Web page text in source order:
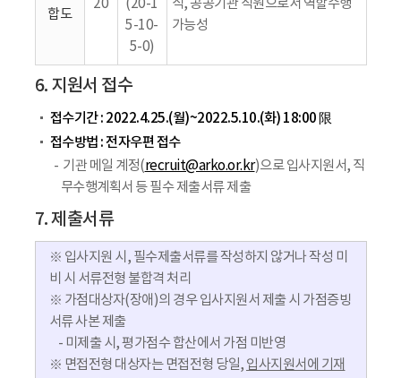
합도
20
(20-1
5-10-
5-0)
식, 공공기관 직원으로서 역할수행
가능성
6. 지원서 접수
접수기간 : 2022.4.25.(월)~2022.5.10.(화) 18:00 限
접수방법 : 전자우편 접수
기관 메일 계정(recruit@arko.or.kr)으로 입사지원서, 직
무수행계획서 등 필수 제출서류 제출
7. 제출서류
※ 입사지원 시, 필수제출서류를 작성하지 않거나 작성 미
비 시 서류전형 불합격 처리
※ 가점대상자(장애)의 경우 입사지원서 제출 시 가점증빙
서류 사본 제출
- 미제출 시, 평가점수 합산에서 가점 미반영
※ 면접전형 대상자는 면접전형 당일, 입사지원서에 기재